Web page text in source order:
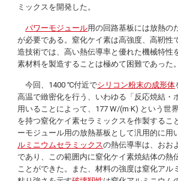
ミックスを開発した。
パワーモジュール用の回路基板には放熱の
が必要である。窒化ケイ素は高強度、高靭性
造技術では、高い熱伝導率と優れた機械特性
素材料を製造することは極めて困難であった。
今回、1400 ℃付近でシリコン粉末の成形体
高温で緻密化を行う、いわゆる「反応焼結・
用いることによって、177 W/(m·K) という世
を持つ窒化ケイ素セラミックスを作製するこ
ーモジュール用の放熱基板として汎用的に用
ルミニウムセラミックスの熱伝導率は、おお
であり、この範囲内に窒化ケイ素焼結体の熱
ことができた。また、材料の強度は窒化アル